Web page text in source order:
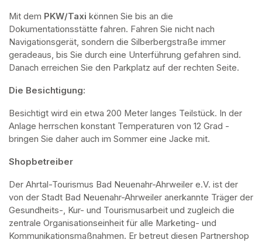
Mit dem PKW/Taxi können Sie bis an die
Dokumentationsstätte fahren. Fahren Sie nicht nach
Navigationsgerät, sondern die Silberbergstraße immer
geradeaus, bis Sie durch eine Unterführung gefahren sind.
Danach erreichen Sie den Parkplatz auf der rechten Seite.
Die Besichtigung:
Besichtigt wird ein etwa 200 Meter langes Teilstück. In der
Anlage herrschen konstant Temperaturen von 12 Grad -
bringen Sie daher auch im Sommer eine Jacke mit.
Shopbetreiber
Der Ahrtal-Tourismus Bad Neuenahr-Ahrweiler e.V. ist der
von der Stadt Bad Neuenahr-Ahrweiler anerkannte Träger der
Gesundheits-, Kur- und Tourismusarbeit und zugleich die
zentrale Organisationseinheit für alle Marketing- und
Kommunikationsmaßnahmen. Er betreut diesen Partnershop